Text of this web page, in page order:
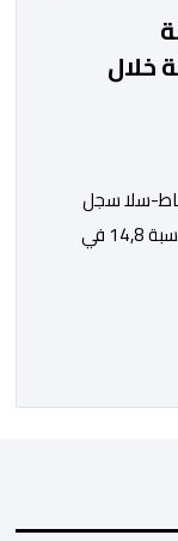
14 بالمائة خلال
سلا سجل
خلال الفصل الأول من سنة 2026 ارتفاعا بنسبة 14,8 في